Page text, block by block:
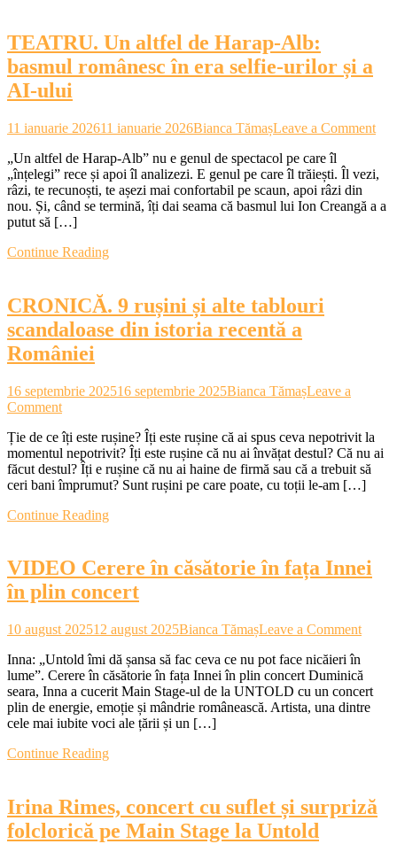
tăceri
complice
TEATRU. Un altfel de Harap-Alb:
basmul românesc în era selfie-urilor și a
AI-ului
11 ianuarie 202611 ianuarie 2026Bianca TămașLeave a Commenton
„Un altfel de Harap-Alb” nu e genul de spectacol pe care îl
„înțelegi” rece și apoi îl analizezi. E genul pe care îl trăiești. Îl vezi,
râzi, te recunoști, te așezi mai confortabil pe scaun, apoi râzi din
nou. Și, când se termină, îți dai seama că basmul lui Ion Creangă a a
putut să […]
Continue Reading
CRONICĂ. 9 rușini și alte tablouri
scandaloase din istoria recentă a
României
16 septembrie 202516 septembrie 2025Bianca TămașLeave a
Commenton
9
rușini
și
alte
scandaloase
recentă
a
României
Ție de ce îți este rușine? Îți este rușine că ai spus ceva nepotrivit la
momentul nepotrivit? Îți este rușine că nu ai învățat destul? Că nu ai
făcut destul? Îți e rușine că nu ai haine de firmă sau că a trebuit să
ceri bani împrumut? Sunt rușini pe care poate, cu toții le-am […]
Continue Reading
VIDEO Cerere în căsătorie în fața Innei
în plin concert
10 august 202512 august 2025Bianca TămașLeave a Commenton
în
în
Inna: „Untold îmi dă șansa să fac ceva ce nu pot face nicăieri în
lume”. Cerere în căsătorie în fața Innei în plin concert Duminică
seara, Inna a cucerit Main Stage-ul de la UNTOLD cu un concert
plin de energie, emoție și mândrie românească. Artista, una dintre
cele mai iubite voci ale țării și un […]
Continue Reading
Irina Rimes, concert cu suflet și surpriză
folclorică pe Main Stage la Untold